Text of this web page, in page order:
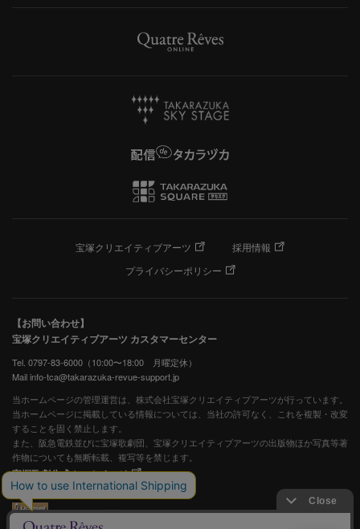
宝塚クリエイティブアーツ
採用情報
プライバシーポリシー
【お問い合わせ】
宝塚クリエイティブアーツ カスタマーセンター
Tel. 0797-83-6000（10:00〜18:00 月曜定休）
Mail info-tca@takarazuka-revue-support.jp
当ホームページの管理運営は、株式会社宝塚クリエイティブアーツが行っています。
当ホームページに掲載している情報については、当社の許可なく、これを複製・改変
することを固く禁止します。
また、阪急電鉄並びに宝塚歌劇団、宝塚クリエイティブアーツの出版物ほか写真等著
作物についても無断転載、複写等を禁じます。
宝塚歌劇公式ホームページ
JASRAC許諾番号：S0507081515